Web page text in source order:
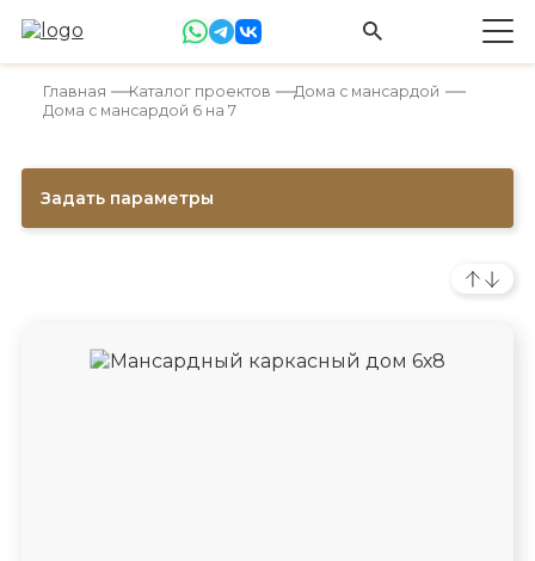
Главная Каталог проектов
Дома с мансардой
Дома с мансардой 6 на 7
Задать параметры